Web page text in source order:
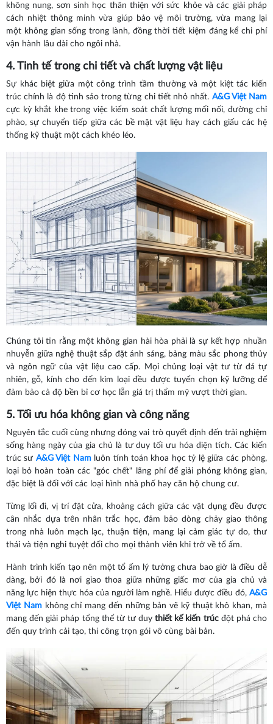
không nung, sơn sinh học thân thiện với sức khỏe và các giải pháp
cách nhiệt thông minh vừa giúp bảo vệ môi trường, vừa mang lại
một không gian sống trong lành, đồng thời tiết kiệm đáng kể chi phí
vận hành lâu dài cho ngôi nhà.
4. Tinh tế trong chi tiết và chất lượng vật liệu
Sự khác biệt giữa một công trình tầm thường và một kiệt tác kiến
trúc chính là độ tinh sảo trong từng chi tiết nhỏ nhất. A&G Việt Nam
cực kỳ khắt khe trong việc kiểm soát chất lượng mối nối, đường chỉ
phào, sự chuyển tiếp giữa các bề mặt vật liệu hay cách giấu các hệ
thống kỹ thuật một cách khéo léo.
Chúng tôi tin rằng một không gian hài hòa phải là sự kết hợp nhuần
nhuyễn giữa nghệ thuật sắp đặt ánh sáng, bảng màu sắc phong thủy
và ngôn ngữ của vật liệu cao cấp. Mọi chủng loại vật tư từ đá tự
nhiên, gỗ, kính cho đến kim loại đều được tuyển chọn kỹ lưỡng để
đảm bảo cả độ bền bỉ cơ học lẫn giá trị thẩm mỹ vượt thời gian.
5. Tối ưu hóa không gian và công năng
Nguyên tắc cuối cùng nhưng đóng vai trò quyết định đến trải nghiệm
sống hàng ngày của gia chủ là tư duy tối ưu hóa diện tích. Các kiến
trúc sư A&G Việt Namluôn tính toán khoa học tỷ lệ giữa các phòng,
loại bỏ hoàn toàn các "góc chết" lãng phí để giải phóng không gian,
đặc biệt là đối với các loại hình nhà phố hay căn hộ chung cư.
Từng lối đi, vị trí đặt cửa, khoảng cách giữa các vật dụng đều được
cân nhắc dựa trên nhân trắc học, đảm bảo dòng chảy giao thông
trong nhà luôn mạch lạc, thuận tiện, mang lại cảm giác tự do, thư
thái và tiện nghi tuyệt đối cho mọi thành viên khi trở về tổ ấm.
Hành trình kiến tạo nên một tổ ấm lý tưởng chưa bao giờ là điều dễ
dàng, bởi đó là nơi giao thoa giữa những giấc mơ của gia chủ và
năng lực hiện thực hóa của người làm nghề. Hiểu được điều đó, A&G
Việt Namkhông chỉ mang đến những bản vẽ kỹ thuật khô khan, mà
mang đến giải pháp tổng thể từ tư duythiết kế kiến trúcđột phá cho
đến quy trình cải tạo, thi công trọn gói vô cùng bài bản.